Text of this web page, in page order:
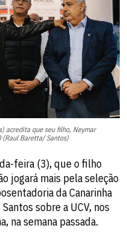
acredita que seu filho, Neymar
(Raul Baretta/ Santos)
feira (3), que o filho
jogará mais pela seleção
da Canarinha
sobre a UCV, nos
na semana passada.